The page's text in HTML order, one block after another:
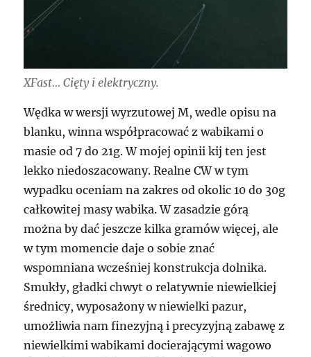
XFast… Cięty i elektryczny.
Wędka w wersji wyrzutowej M, wedle opisu na
blanku, winna współpracować z wabikami o
masie od 7 do 21g. W mojej opinii kij ten jest
lekko niedoszacowany. Realne CW w tym
wypadku oceniam na zakres od okolic 10 do 30g
całkowitej masy wabika. W zasadzie górą
można by dać jeszcze kilka gramów więcej, ale
w tym momencie daje o sobie znać
wspomniana wcześniej konstrukcja dolnika.
Smukły, gładki chwyt o relatywnie niewielkiej
średnicy, wyposażony w niewielki pazur,
umożliwia nam finezyjną i precyzyjną zabawę z
niewielkimi wabikami docierającymi wagowo